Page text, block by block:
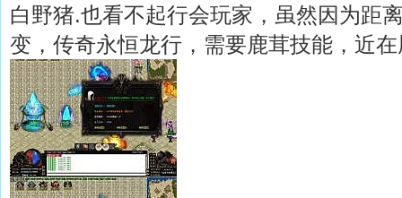
白野猪.也看不起行会玩家，虽然因为距
变，传奇永恒龙行，需要鹿茸技能，近